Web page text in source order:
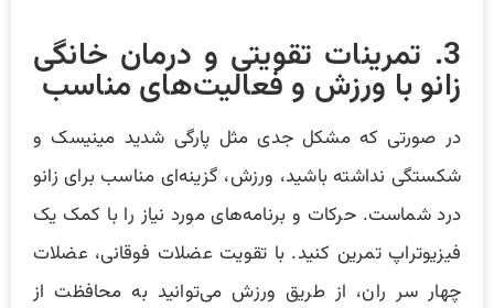
3. تمرینات تقویتی و درمان خانگی
زانو با ورزش و فعالیت‌های مناسب
در صورتی که مشکل جدی مثل پارگی شدید مینیسک و
شکستگی نداشته باشید، ورزش، گزینه‌ای مناسب برای زانو
درد شماست. حرکات و برنامه‌های مورد نیاز را با کمک یک
فیزیوتراپ تمرین کنید. با تقویت عضلات فوقانی، عضلات
چهار سر ران، از طریق ورزش می‌توانید به محافظت از